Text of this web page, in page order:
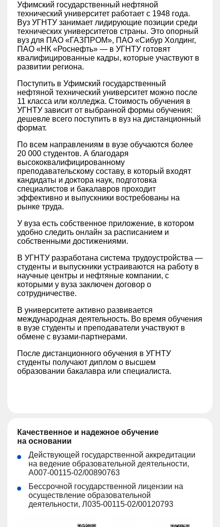
Уфимский государственный нефтяной
технический университет работает с 1948 года.
Вуз УГНТУ занимает лидирующие позиции среди
технических университетов страны. Это опорный
вуз для ПАО «ГАЗПРОМ», ПАО «Сибур Холдинг,
ПАО «НК «Роснефть» — в УГНТУ готовят
квалифицированные кадры, которые участвуют в
развитии региона.
Поступить в Уфимский государственный
нефтяной технический университет можно после
11 класса или колледжа. Стоимость обучения в
УГНТУ зависит от выбранной формы обучения:
дешевле всего поступить в вуз на дистанционный
формат.
По всем направлениям в вузе обучаются более
20 000 студентов. А благодаря
высококвалифицированному
преподавательскому составу, в который входят
кандидаты и доктора наук, подготовка
специалистов и бакалавров проходит
эффективно и выпускники востребованы на
рынке труда.
У вуза есть собственное приложение, в котором
удобно следить онлайн за расписанием и
собственными достижениями.
В УГНТУ разработана система трудоустройства —
студенты и выпускники устраиваются на работу в
научные центры и нефтяные компании, с
которыми у вуза заключен договор о
сотрудничестве.
В университете активно развивается
международная деятельность. Во время обучения
в вузе студенты и преподаватели участвуют в
обмене с вузами-партнерами.
После дистанционного обучения в УГНТУ
студенты получают диплом о высшем
образовании бакалавра или специалиста.
Качественное и надежное обучение
на основании
Действующей государственной аккредитации
на ведение образовательной деятельности,
А007-00115-02/00890763
Бессрочной государственной лицензии на
осуществление образовательной
деятельности, Л035-00115-02/00120793